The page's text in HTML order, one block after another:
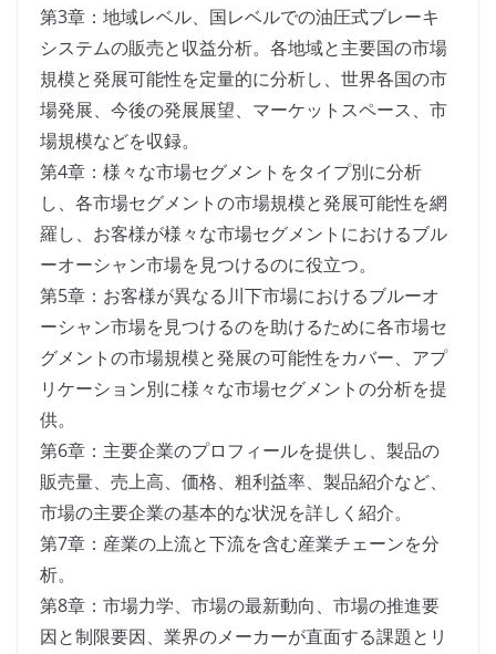
第3章：地域レベル、国レベルでの油圧式ブレーキ
システムの販売と収益分析。各地域と主要国の市場
規模と発展可能性を定量的に分析し、世界各国の市
場発展、今後の発展展望、マーケットスペース、市
場規模などを収録。
第4章：様々な市場セグメントをタイプ別に分析
し、各市場セグメントの市場規模と発展可能性を網
羅し、お客様が様々な市場セグメントにおけるブル
ーオーシャン市場を見つけるのに役立つ。
第5章：お客様が異なる川下市場におけるブルーオ
ーシャン市場を見つけるのを助けるために各市場セ
グメントの市場規模と発展の可能性をカバー、アプ
リケーション別に様々な市場セグメントの分析を提
供。
第6章：主要企業のプロフィールを提供し、製品の
販売量、売上高、価格、粗利益率、製品紹介など、
市場の主要企業の基本的な状況を詳しく紹介。
第7章：産業の上流と下流を含む産業チェーンを分
析。
第8章：市場力学、市場の最新動向、市場の推進要
因と制限要因、業界のメーカーが直面する課題とリ